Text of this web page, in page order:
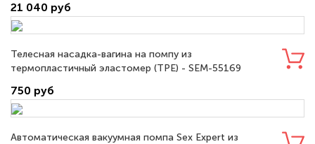
21 040 руб
Телесная насадка-вагина на помпу из
термопластичный эластомер (TPE) - SEM-55169
750 руб
Автоматическая вакуумная помпа Sex Expert из